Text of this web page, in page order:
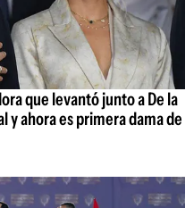
que levantó junto a De la
y ahora es primera dama de